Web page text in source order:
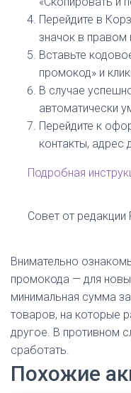
Перейдите в
значок в правом
Вставьте
промокод» и
В случае
автоматически
Перейдите к
контакты, адрес
Подробная
Совет от
Внимательно
промокода — для
минимальная сумма
товаров, на которые
другое. В противном
сработать.
Похожие